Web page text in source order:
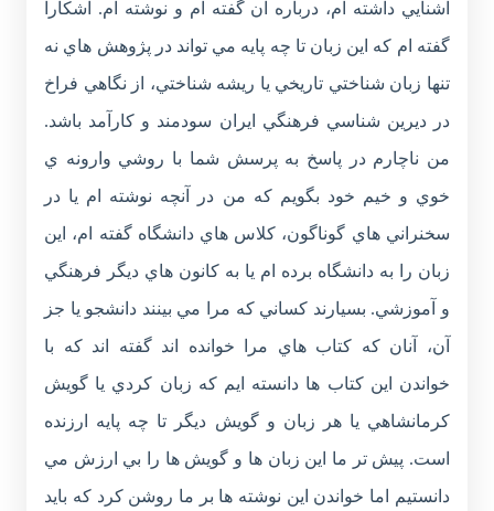
آشنايي داشته ام، درباره آن گفته ام و نوشته ام. آشکارا
گفته ام که اين زبان تا چه پايه مي تواند در پژوهش هاي نه
تنها زبان شناختي تاريخي يا ريشه شناختي، از نگاهي فراخ
در ديرين شناسي فرهنگي ايران سودمند و کارآمد باشد.
من ناچارم در پاسخ به پرسش شما با روشي وارونه ي
خوي و خيم خود بگويم که من در آنچه نوشته ام يا در
سخنراني هاي گوناگون، کلاس هاي دانشگاه گفته ام، اين
زبان را به دانشگاه برده ام يا به کانون هاي ديگر فرهنگي
و آموزشي. بسيارند کساني که مرا مي بينند دانشجو يا جز
آن، آنان که کتاب هاي مرا خوانده اند گفته اند که با
خواندن اين کتاب ها دانسته ايم که زبان کردي يا گويش
کرمانشاهي يا هر زبان و گويش ديگر تا چه پايه ارزنده
است. پيش تر ما اين زبان ها و گويش ها را بي ارزش مي
دانستيم اما خواندن اين نوشته ها بر ما روشن کرد که بايد